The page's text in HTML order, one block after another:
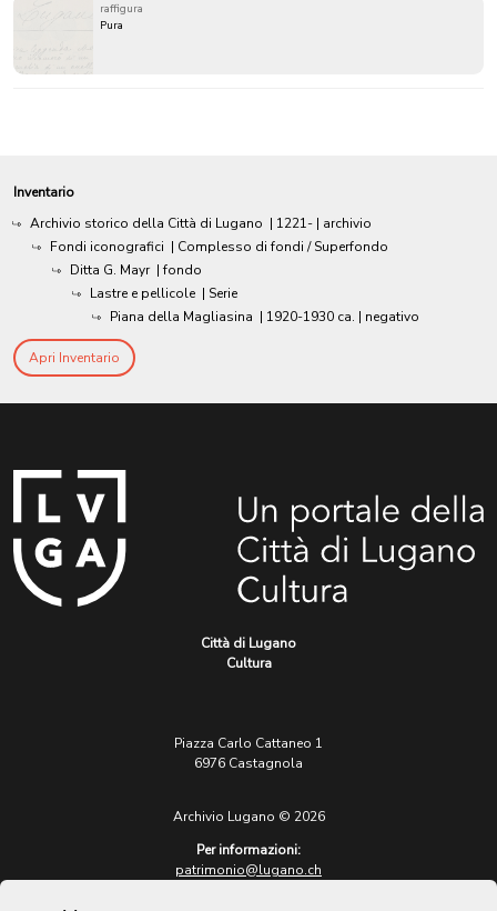
raffigura
Pura
Inventario
Archivio storico della Città di Lugano | 1221- | archivio
Fondi iconografici | Complesso di fondi / Superfondo
Ditta G. Mayr | fondo
Lastre e pellicole | Serie
Piana della Magliasina | 1920-1930 ca. | negativo
Apri Inventario
Città di Lugano
Cultura
Piazza Carlo Cattaneo 1
6976 Castagnola
Archivio Lugano © 2026
Per informazioni:
patrimonio@lugano.ch